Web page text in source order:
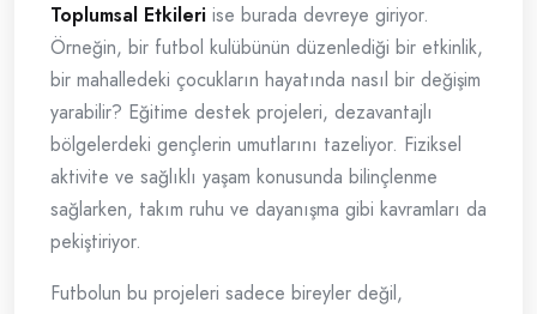
Toplumsal Etkileri ise burada devreye giriyor.
Örneğin, bir futbol kulübünün düzenlediği bir etkinlik,
bir mahalledeki çocukların hayatında nasıl bir değişim
yarabilir? Eğitime destek projeleri, dezavantajlı
bölgelerdeki gençlerin umutlarını tazeliyor. Fiziksel
aktivite ve sağlıklı yaşam konusunda bilinçlenme
sağlarken, takım ruhu ve dayanışma gibi kavramları da
pekiştiriyor.
Futbolun bu projeleri sadece bireyler değil,